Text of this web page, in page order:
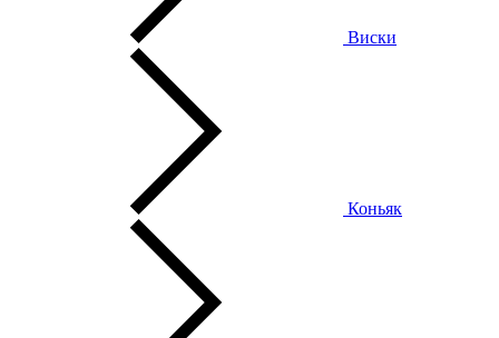
Виски
Коньяк